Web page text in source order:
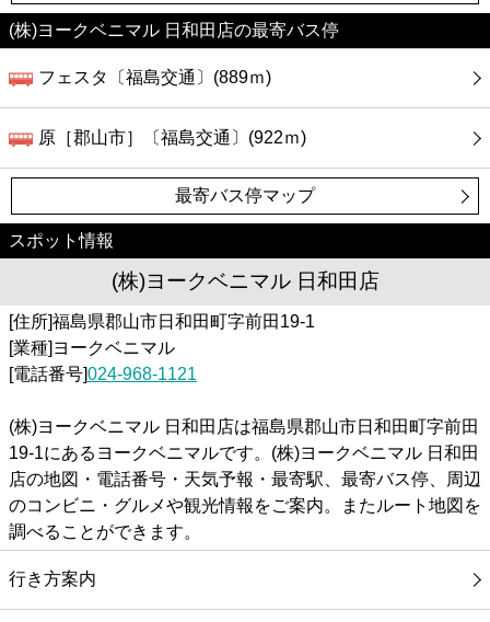
(株)ヨークベニマル 日和田店の最寄バス停
フェスタ〔福島交通〕(889ｍ)
原［郡山市］〔福島交通〕(922ｍ)
最寄バス停マップ
スポット情報
(株)ヨークベニマル 日和田店
[住所]福島県郡山市日和田町字前田19-1
[業種]ヨークベニマル
[電話番号]024-968-1121
(株)ヨークベニマル 日和田店は福島県郡山市日和田町字前田
19-1にあるヨークベニマルです。(株)ヨークベニマル 日和田
店の地図・電話番号・天気予報・最寄駅、最寄バス停、周辺
のコンビニ・グルメや観光情報をご案内。またルート地図を
調べることができます。
行き方案内